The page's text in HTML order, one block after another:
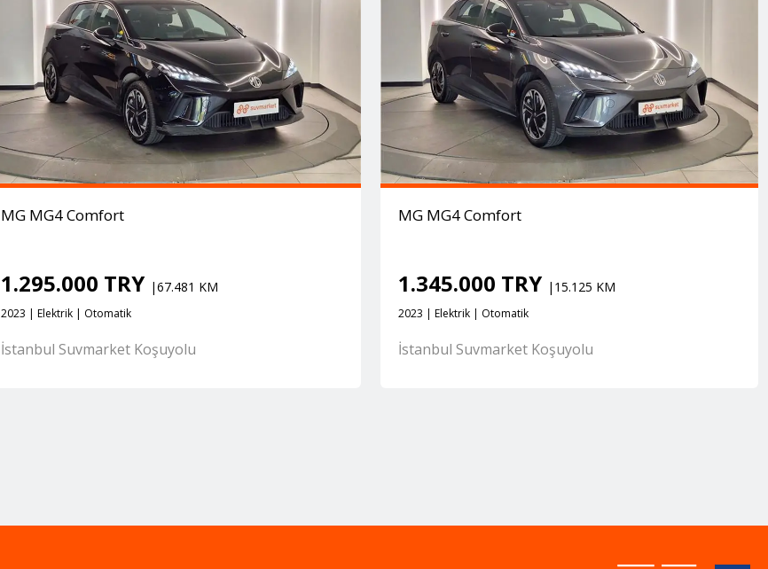
MG MG4 Comfort
1.295.000 TRY |67.481 KM
2023 | Elektrik | Otomatik
İstanbul Suvmarket Koşuyolu
MG MG4 Comfort
1.345.000 TRY |15.125 KM
2023 | Elektrik | Otomatik
İstanbul Suvmarket Koşuyolu